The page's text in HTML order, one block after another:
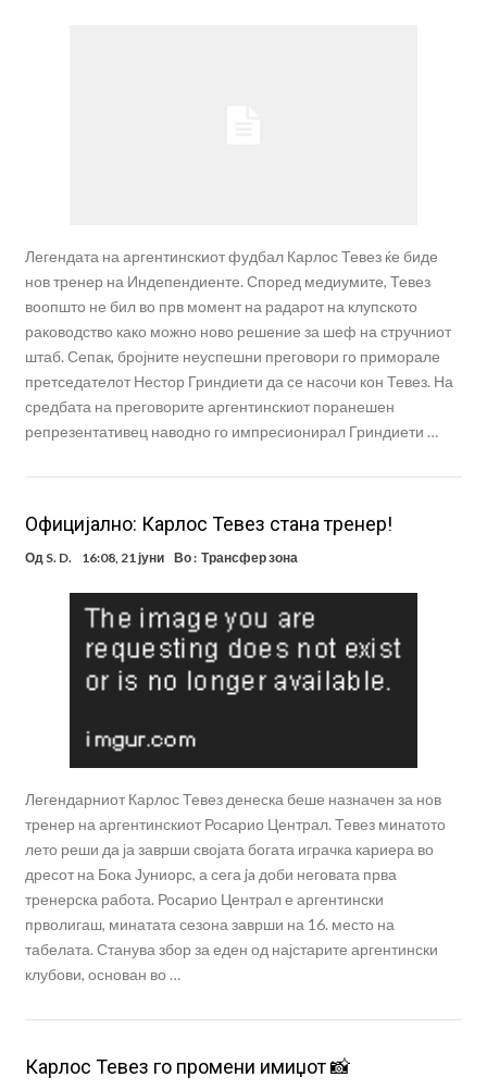
Легендата на аргентинскиот фудбал Карлос Тевез ќе биде
нов тренер на Индепендиенте. Според медиумите, Тевез
воопшто не бил во прв момент на радарот на клупското
раководство како можно ново решение за шеф на стручниот
штаб. Сепак, бројните неуспешни преговори го приморале
претседателот Нестор Гриндиети да се насочи кон Тевез. На
средбата на преговорите аргентинскиот поранешен
репрезентативец наводно го импресионирал Гриндиети …
Официјално: Карлос Тевез стана тренер!
Од S. D. 16:08, 21 јуни Во : Трансфер зона
Легендарниот Карлос Тевез денеска беше назначен за нов
тренер на аргентинскиот Росарио Централ. Тевез минатото
лето реши да ја заврши својата богата играчка кариера во
дресот на Бока Јуниорс, а сега ja доби неговата прва
тренерска работа. Росарио Централ е аргентински
прволигаш, минатата сезона заврши на 16. место на
табелата. Станува збор за еден од најстарите аргентински
клубови, основан во …
Карлос Тевез го промени имиџот 📸